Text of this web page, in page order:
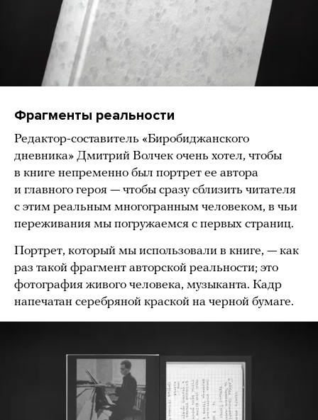
Фрагменты реальности
Редактор-составитель «Биробиджанского
дневника» Дмитрий Волчек очень хотел, чтобы
в книге непременно был портрет ее автора
и главного героя — чтобы сразу сблизить читателя
с этим реальным многогранным человеком, в чьи
переживания мы погружаемся с первых страниц.
Портрет, который мы использовали в книге, — как
раз такой фрагмент авторской реальности; это
фотография живого человека, музыканта. Кадр
напечатан серебряной краской на черной бумаге.